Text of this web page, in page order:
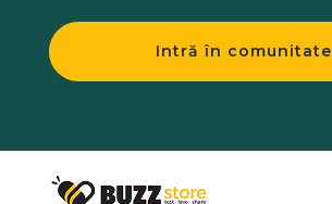
Intră în comunitate